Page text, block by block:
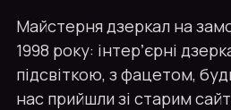
Майстерня дзеркал на
1998 року: інтерʼєрні
підсвіткою, з фацетом,
нас прийшли зі старим